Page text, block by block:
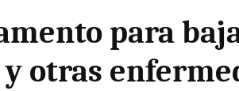
para
otras